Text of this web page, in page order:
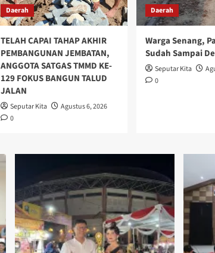
Daerah
TELAH CAPAI TAHAP AKHIR
PEMBANGUNAN JEMBATAN,
ANGGOTA SATGAS TMMD KE-
129 FOKUS BANGUN TALUD
JALAN
Seputar Kita
Agustus 6, 2026
0
Daerah
Warga Senang,
Sudah Sampai
Seputar Kita
0